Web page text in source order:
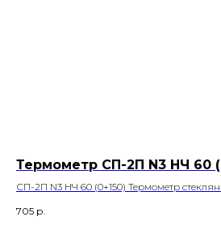
Термометр СП-2П N3 НЧ 60
СП-2П N3 НЧ 60 (0+150) Термометр
705 р.